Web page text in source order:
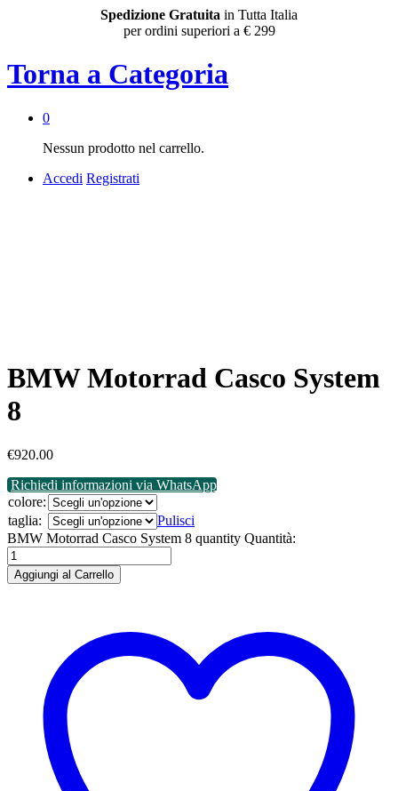
Spedizione Gratuita in Tutta Italia
per ordini superiori a € 299
Torna a Categoria
0
Nessun prodotto nel carrello.
Accedi Registrati
BMW Motorrad Casco System
8
€920.00
Richiedi informazioni via WhatsApp
colore:
taglia:
Pulisci
BMW Motorrad Casco System 8 quantity Quantità:
Aggiungi al Carrello